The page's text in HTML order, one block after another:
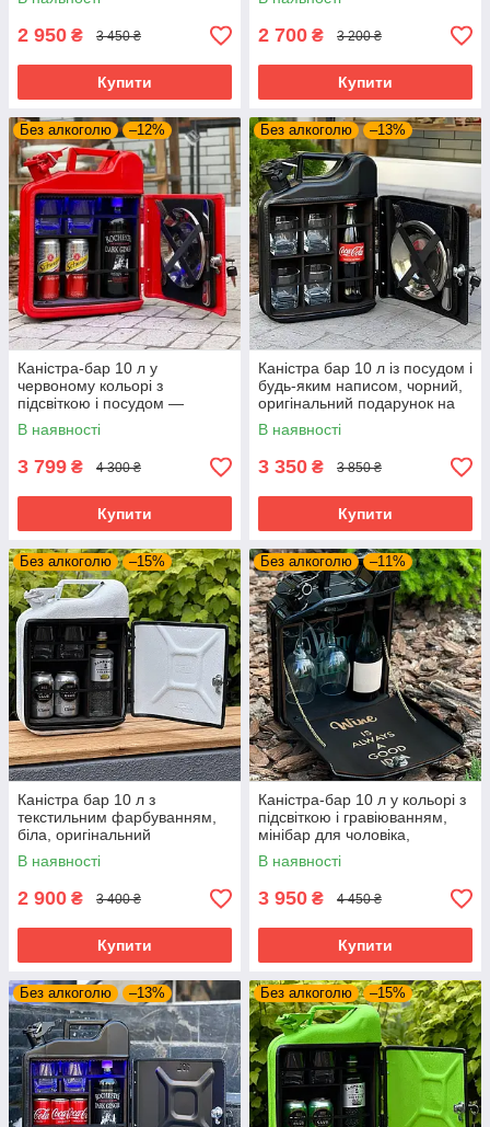
2 950 ₴ 3 450 ₴
Купити
2 700 ₴ 3 200 ₴
Купити
Без алкоголю –12%
Каністра-бар 10 л у
червоному кольорі з
підсвіткою і посудом —
оригінальний подарунок на
день народження
В наявності
3 799 ₴ 4 300 ₴
Купити
Без алкоголю –13%
Каністра бар 10 л із посудом і
будь-яким написом, чорний,
оригінальний подарунок на
день народження
В наявності
3 350 ₴ 3 850 ₴
Купити
Без алкоголю –15%
Каністра бар 10 л з
текстильним фарбуванням,
біла, оригінальний
подарунок, міні бар
В наявності
2 900 ₴ 3 400 ₴
Купити
Без алкоголю –11%
Каністра-бар 10 л у кольорі з
підсвіткою і гравіюванням,
мінібар для чоловіка,
подарунок шефу, чоловікові,
другові
В наявності
3 950 ₴ 4 450 ₴
Купити
Без алкоголю –13% Без алкоголю –15%